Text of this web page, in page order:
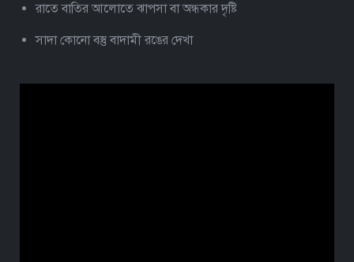
রাতে বাতির আলোতে ঝাপসা বা অন্ধকার দৃষ্টি
সাদা কোনো বস্তু বাদামী রঙের দেখা